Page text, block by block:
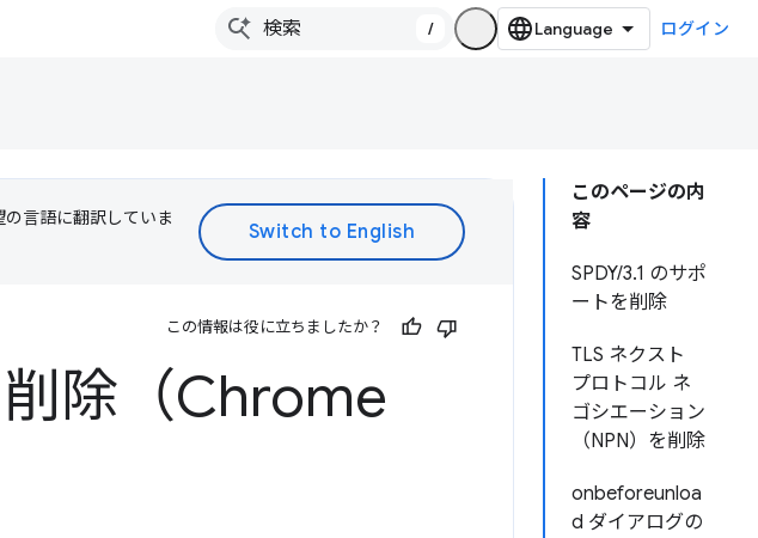
/ ログイン
このページの内
容
SPDY/3.1 のサポ
ートを削除
TLS ネクスト
プロトコル ネ
ゴシエーション
（NPN）を削除
onbeforeunloa
d ダイアログの
言語に翻訳していま
この情報は役に立ちましたか？
除（Chrome